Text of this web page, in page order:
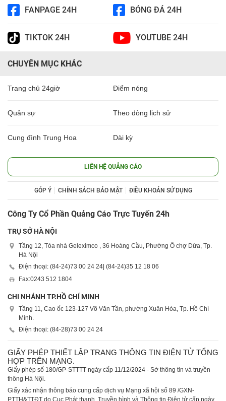
FANPAGE 24H BÓNG ĐÁ 24H
TIKTOK 24H YOUTUBE 24H
CHUYÊN MỤC KHÁC
Trang chủ 24giờ Điểm nóng
Quân sự Theo dòng lịch sử
Cung đình Trung Hoa Dài kỳ
LIÊN HỆ QUẢNG CÁO
GÓP Ý CHÍNH SÁCH BẢO MẬT ĐIỀU KHOẢN SỬ DỤNG
Công Ty Cổ Phần Quảng Cáo Trực Tuyến 24h
TRỤ SỞ HÀ NỘI
Tầng 12, Tòa nhà Geleximco , 36 Hoàng Cầu, Phường Ô chợ Dừa, Tp.
Hà Nội
Điện thoại: (84-24)73 00 24 24 | (84-24)35 12 18 06
Fax:0243 512 1804
CHI NHÁNH TP.HỒ CHÍ MINH
Tầng 11, Cao ốc 123-127 Võ Văn Tần, phường Xuân Hòa, Tp. Hồ Chí
Minh.
Điện thoại: (84-28)73 00 24 24
GIẤY PHÉP THIẾT LẬP TRANG THÔNG TIN ĐIỆN TỬ TỔNG
HỢP TRÊN MẠNG.
Giấy phép số 180/GP-STTTT ngày cấp 11/12/2024 - Sở thông tin và truyền
thông Hà Nội.
Giấy xác nhận thông báo cung cấp dịch vụ Mạng xã hội số 89 /GXN-
PTTH&TTĐT do Cục Phát thanh, Truyền hình và Thông tin Điện tử cấp ngày